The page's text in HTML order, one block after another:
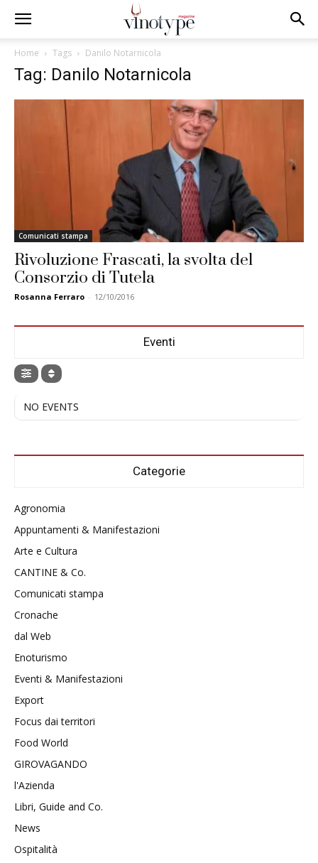
Home Tags Danilo Notarnicola
Tag: Danilo Notarnicola
Comunicati stampa
Rivoluzione Frascati, la svolta del
Consorzio di Tutela
Rosanna Ferraro - 12/10/2016
Eventi
NO EVENTS
Categorie
Agronomia
Appuntamenti & Manifestazioni
Arte e Cultura
CANTINE & Co.
Comunicati stampa
Cronache
dal Web
Enoturismo
Eventi & Manifestazioni
Export
Focus dai territori
Food World
GIROVAGANDO
l'Azienda
Libri, Guide and Co.
News
Ospitalità